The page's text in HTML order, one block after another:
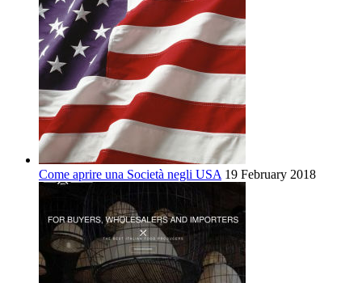
Come aprire una Società negli USA 19 February 2018